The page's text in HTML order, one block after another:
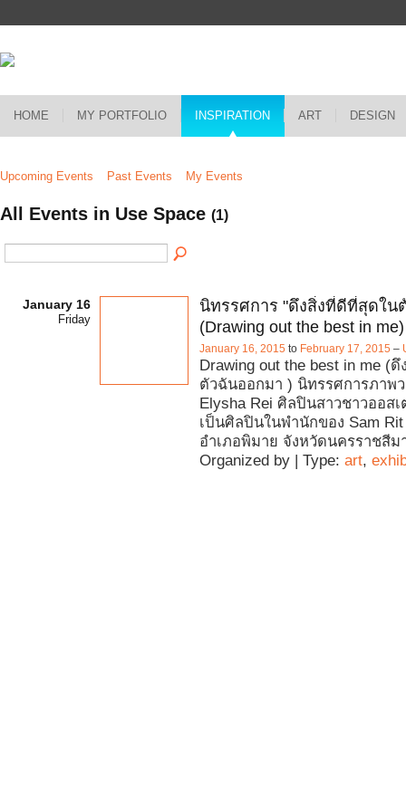
HOME MY PORTFOLIO INSPIRATION ART DESIGN
Upcoming Events Past Events My Events
All Events in Use Space (1)
January 16
Friday
นิทรรศการ "ดึงสิ่งที่ดีที่สุดใน
(Drawing out the best in me)
January 16, 2015 to February 17, 2015 –
Drawing out the best in me (
ตัวฉันออกมา ) นิทรรศการภาพ
Elysha Rei ศิลปินสาวชาวออสเ
เป็นศิลปินในพำนักของ Sam Rit
อำเภอพิมาย จังหวัดนครราชสีม
Organized by | Type: art,